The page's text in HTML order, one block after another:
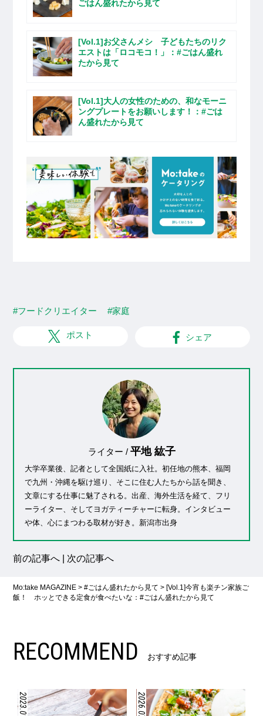
ごはん盛れたから見て
[Vol.1]お父さんメシ 子どもたちのリク
エストは「ロコモコ！」：#ごはん盛れ
たから見て
[Vol.1]大人の女性のための、和なモーニ
ングプレートをお願いします！：#ごは
ん盛れたから見て
#フードクリエイター #家庭
ポスト シェア
ライター / 平地 紘子
大学卒業後、記者として全国紙に入社。初任地の熊本、福岡
で九州・沖縄を駆け巡り、そこに住む人たちから話を聞き、
文章にする仕事に魅了される。出産、海外生活を経て、フリ
ーライター、そしてヨガティーチャーに転身。インタビュー
や体、心にまつわる取材が好き。新潟市出身
前の記事へ 次の記事へ
Mo:take MAGAZINE >#ごはん盛れたから見て >[Vol.1]今宵も楽チン家族ご
飯！ ホッとできる定食が食べたいな：#ごはん盛れたから見て
RECOMMEND おすすめ記事